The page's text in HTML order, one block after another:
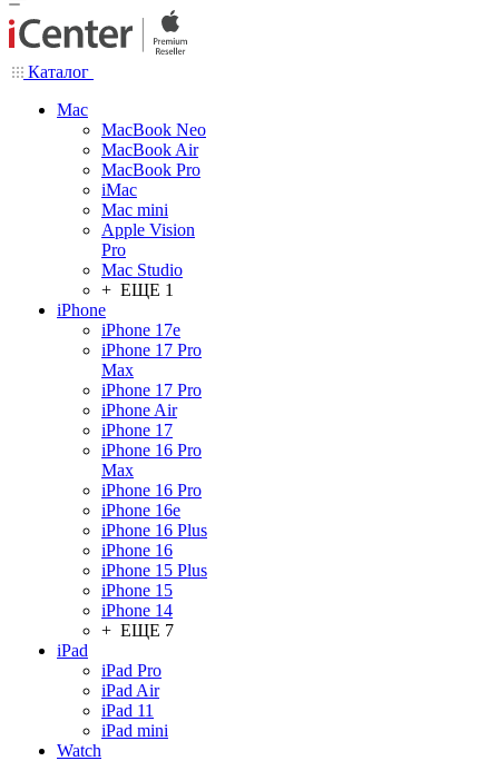
Каталог
Mac
MacBook Neo
MacBook Air
MacBook Pro
iMac
Mac mini
Apple Vision
Pro
Mac Studio
+ ЕЩЕ 1
iPhone
iPhone 17e
iPhone 17 Pro
Max
iPhone 17 Pro
iPhone Air
iPhone 17
iPhone 16 Pro
Max
iPhone 16 Pro
iPhone 16e
iPhone 16 Plus
iPhone 16
iPhone 15 Plus
iPhone 15
iPhone 14
+ ЕЩЕ 7
iPad
iPad Pro
iPad Air
iPad 11
iPad mini
Watch